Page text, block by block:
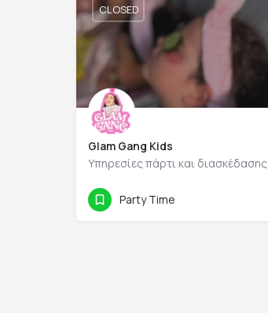
Glam Gang Kids
Υπηρεσίες πάρτι και διασκέδασης
695 309 2854
CLOSED
Party Time